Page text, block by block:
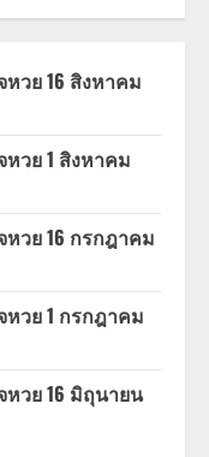
วย 16 สิงหาคม
วย 1 สิงหาคม
วย 16 กรกฎาคม
วย 1 กรกฎาคม
วย 16 มิถุนายน